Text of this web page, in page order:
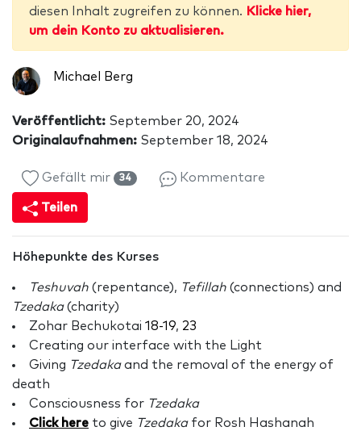
diesen Inhalt zugreifen zu können. Klicke hier,
um dein Konto zu aktualisieren.
Michael Berg
Veröffentlicht: September 20, 2024
Originalaufnahmen: September 18, 2024
Gefällt mir 34 Kommentare
Teilen
Höhepunkte des Kurses
Teshuvah (repentance), Tefillah (connections) and
Tzedaka(charity)
Zohar Bechukotai 18-19, 23
Creating our interface with the Light
Giving Tzedakaand the removal of the energy of
death
Consciousness for Tzedaka
Click here to give Tzedakafor Rosh Hashanah